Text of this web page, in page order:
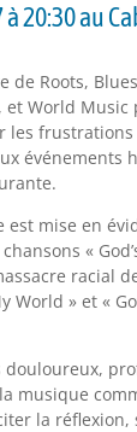
20:30 au
de Roots,
et World Music
les frustrations
événements
mise en
«
racial
World » et «
douloureux,
musique
la réflexion,